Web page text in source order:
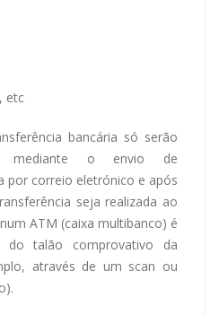
etc
bancária só serão
mediante o envio de
por correio eletrónico e após
seja realizada ao
ATM (caixa multibanco) é
do talão comprovativo da
através de um scan ou